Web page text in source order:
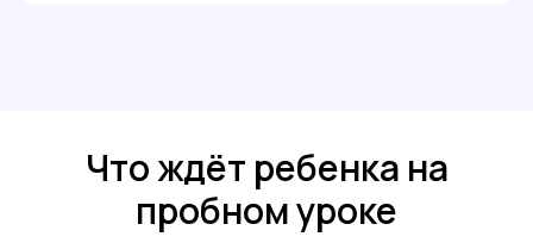
Что ждёт ребенка на
пробном уроке